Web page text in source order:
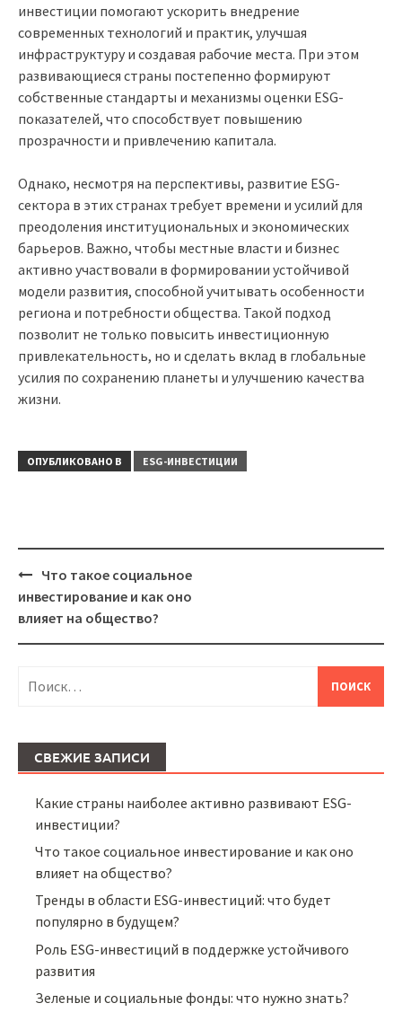
инвестиции помогают ускорить внедрение
современных технологий и практик, улучшая
инфраструктуру и создавая рабочие места. При этом
развивающиеся страны постепенно формируют
собственные стандарты и механизмы оценки ESG-
показателей, что способствует повышению
прозрачности и привлечению капитала.
Однако, несмотря на перспективы, развитие ESG-
сектора в этих странах требует времени и усилий для
преодоления институциональных и экономических
барьеров. Важно, чтобы местные власти и бизнес
активно участвовали в формировании устойчивой
модели развития, способной учитывать особенности
региона и потребности общества. Такой подход
позволит не только повысить инвестиционную
привлекательность, но и сделать вклад в глобальные
усилия по сохранению планеты и улучшению качества
жизни.
ОПУБЛИКОВАНО В ESG-ИНВЕСТИЦИИ
Навигация
Что такое социальное
инвестирование и как оно
влияет на общество?
СВЕЖИЕ ЗАПИСИ
Какие страны наиболее активно развивают ESG-
инвестиции?
Что такое социальное инвестирование и как оно
влияет на общество?
Тренды в области ESG-инвестиций: что будет
популярно в будущем?
Роль ESG-инвестиций в поддержке устойчивого
развития
Зеленые и социальные фонды: что нужно знать?